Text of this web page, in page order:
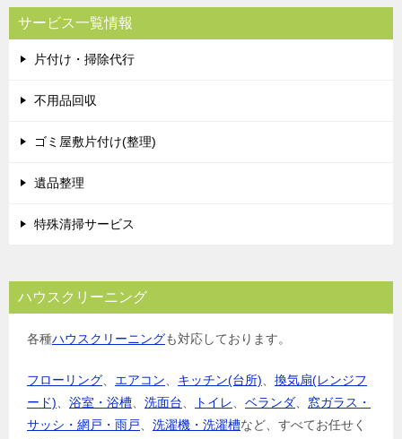
ビ
ゲ
ー
シ
サービス一覧情報
片付け・掃除代行
不用品回収
ゴミ屋敷片付け(整理)
遺品整理
特殊清掃サービス
ハウスクリーニング
各種ハウスクリーニングも対応しております。
フローリング、 エアコン、 キッチン(台所)、 換気扇(レンジフ
ード)、 浴室・浴槽、 洗面台、 トイレ、 ベランダ、 窓ガラス・
サッシ・網戸・雨戸、 洗濯機・洗濯槽など、すべてお任せく